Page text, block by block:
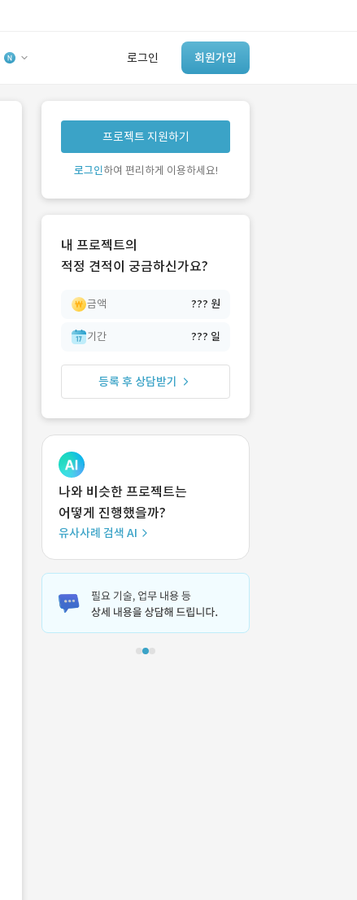
로그인 회원가입
유사사례 검색 AI
‘이런 거’ 만들어본
개발 회사 있어?
프로젝트 지원하기
로그인하여 편리하게 이용하세요!
내 프로젝트의
적정 견적이 궁금하신가요?
금액 ??? 원
기간 ??? 일
등록 후 상담받기
나와 비슷한 프로젝트는
어떻게 진행했을까?
유사사례 검색 AI